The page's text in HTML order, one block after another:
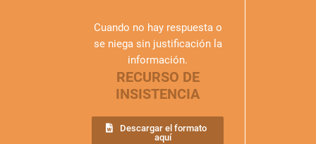
Cuando no hay respuesta o
se niega sin justificación la
información.
RECURSO DE
INSISTENCIA
Descargar el formato
aquí